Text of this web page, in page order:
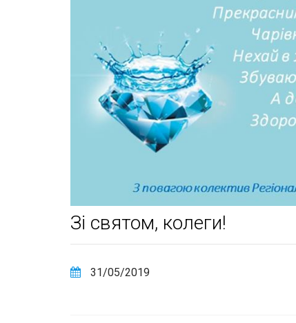
Зі святом, колеги!
31/05/2019